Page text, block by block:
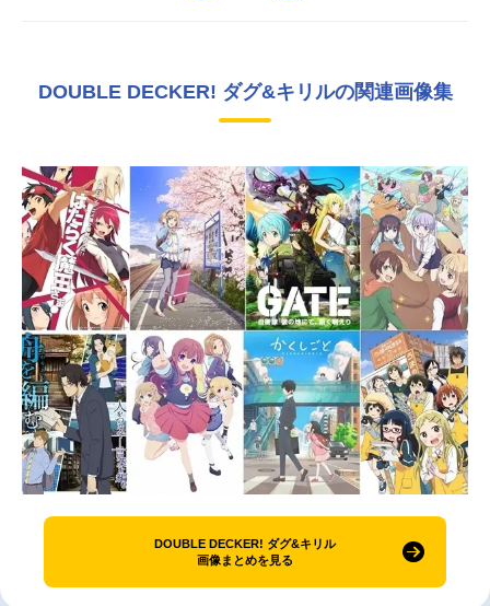
DOUBLE DECKER! ダグ&キリルの関連画像集
DOUBLE DECKER! ダグ&キリル
画像まとめを見る